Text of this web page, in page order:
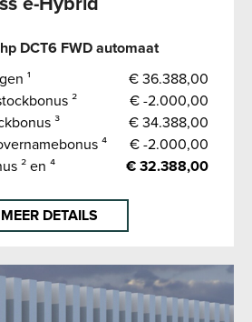
e-Hybrid
DCT6 FWD automaat
¹
€ 36.388,00
²
€ -2.000,00
³
€ 34.388,00
⁴
€ -2.000,00
² en ⁴
€ 32.388,00
MEER DETAILS